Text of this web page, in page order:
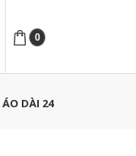
0
ÁO DÀI 24